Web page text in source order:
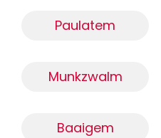
Paulatem
Munkzwalm
Baaigem